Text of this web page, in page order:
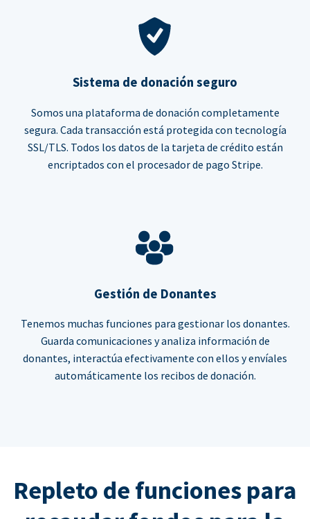
Sistema de donación seguro
Somos una plataforma de donación completamente
segura. Cada transacción está protegida con tecnología
SSL/TLS. Todos los datos de la tarjeta de crédito están
encriptados con el procesador de pago Stripe.
Gestión de Donantes
Tenemos muchas funciones para gestionar los donantes.
Guarda comunicaciones y analiza información de
donantes, interactúa efectivamente con ellos y envíales
automáticamente los recibos de donación.
Repleto de funciones para